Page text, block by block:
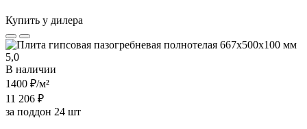
Купить у дилера
5,0
В наличии
1400 ₽/м²
11 206 ₽
за поддон 24 шт